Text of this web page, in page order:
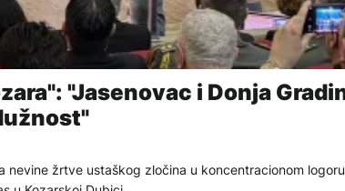
"Jasenovac i Donja
nevine žrtve ustaškog zločina u koncentracionom